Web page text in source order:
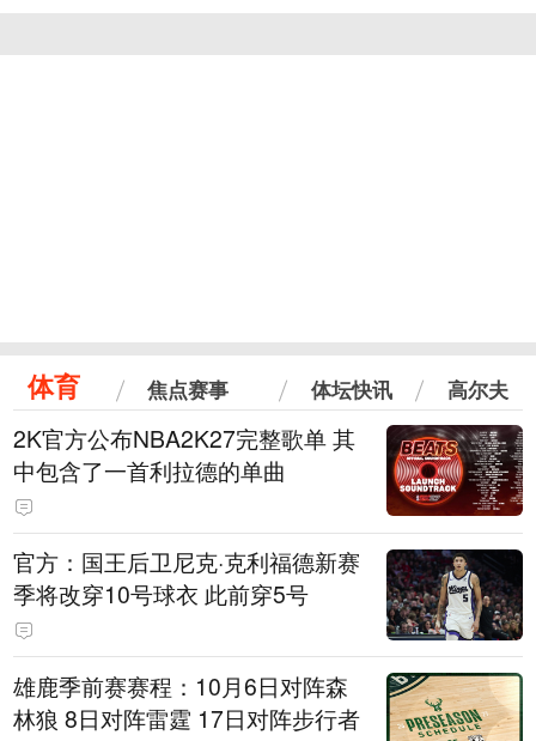
体育 焦点赛事 体坛快讯 高尔夫
2K官方公布NBA2K27完整歌单 其
中包含了一首利拉德的单曲
官方：国王后卫尼克·克利福德新赛
季将改穿10号球衣 此前穿5号
雄鹿季前赛赛程：10月6日对阵森
林狼 8日对阵雷霆 17日对阵步行者